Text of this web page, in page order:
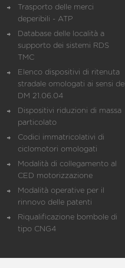
Trasporto delle merci
deperibili - ATP
Database delle località a
supporto dei sistemi RDS
TMC
Elenco dispositivi di ritenuta
stradale omologati ai sensi del
DM 21.06.04
Dispositivi riduzioni di massa
particolato
Codici immatricolativi di
ciclomotori omologati
Modalità di collegamento al
CED motorizzazione
Modalità operative per il
rinnovo delle patenti
Riqualificazione bombole di
tipo CNG4